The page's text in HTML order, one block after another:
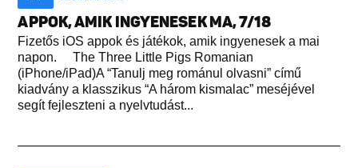
APPOK, AMIK INGYENESEK MA, 7/18
Fizetős iOS appok és játékok, amik ingyenesek a mai
napon. The Three Little Pigs Romanian
(iPhone/iPad)A “Tanulj meg románul olvasni” című
kiadvány a klasszikus “A három kismalac” meséjével
segít fejleszteni a nyelvtudást...